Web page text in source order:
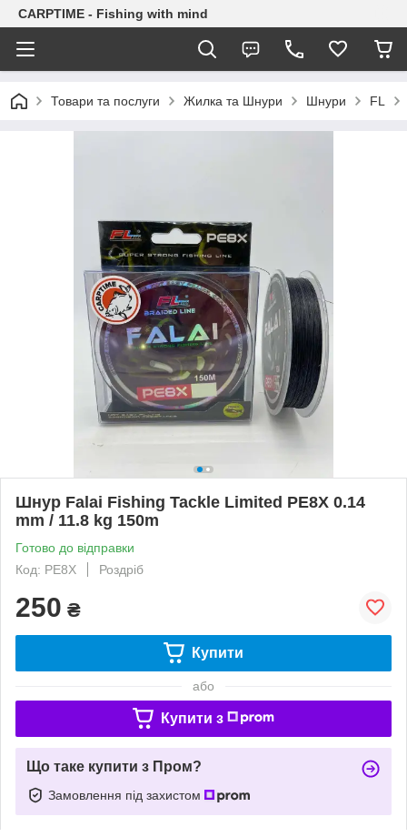
CARPTIME - Fishing with mind
Товари та послуги Жилка та Шнури Шнури FL
Шнур Falai Fishing Tackle Limited PE8X 0.14
mm / 11.8 kg 150m
Готово до відправки
Код: PE8X
Роздріб
250 ₴
Купити
або
Купити з
Що таке купити з Пром?
Замовлення під захистом